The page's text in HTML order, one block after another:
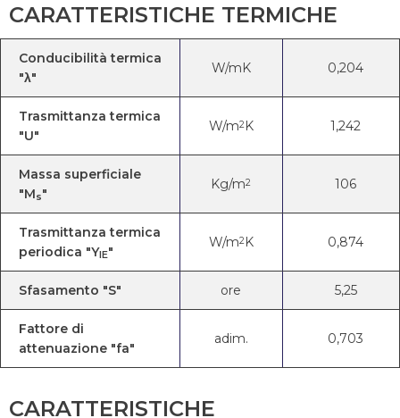
CARATTERISTICHE TERMICHE
Conducibilità termica
"λ"
W/mK 0,204
Trasmittanza termica
"U"
W/m2K 1,242
Massa superficiale
"Ms"
Kg/m2 106
Trasmittanza termica
periodica "Y IE"
W/m2K 0,874
Sfasamento "S" ore 5,25
Fattore di
attenuazione "fa"
adim. 0,703
CARATTERISTICHE